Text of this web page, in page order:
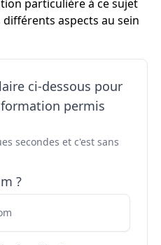
particulière à ce sujet
aspects au sein
ci-dessous pour
permis
secondes et c'est sans
?